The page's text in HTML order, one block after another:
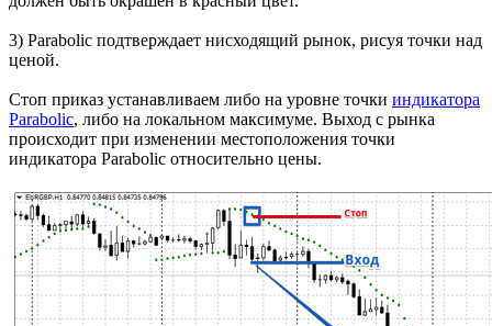
3) Parabolic подтверждает нисходящий рынок, рисуя точки над
ценой.
Стоп приказ устанавливаем либо на уровне точки индикатора
Parabolic, либо на локальном максимуме. Выход с рынка
происходит при изменении местоположения точки
индикатора Parabolic относительно цены.